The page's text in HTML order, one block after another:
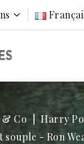
Co Harry
souple - Ron